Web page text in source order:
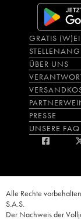
GRATIS
ÜBER UNS
PRESSE
UNSERE FAQ
Alle Rechte
S.A.S.
Der Nachweis der